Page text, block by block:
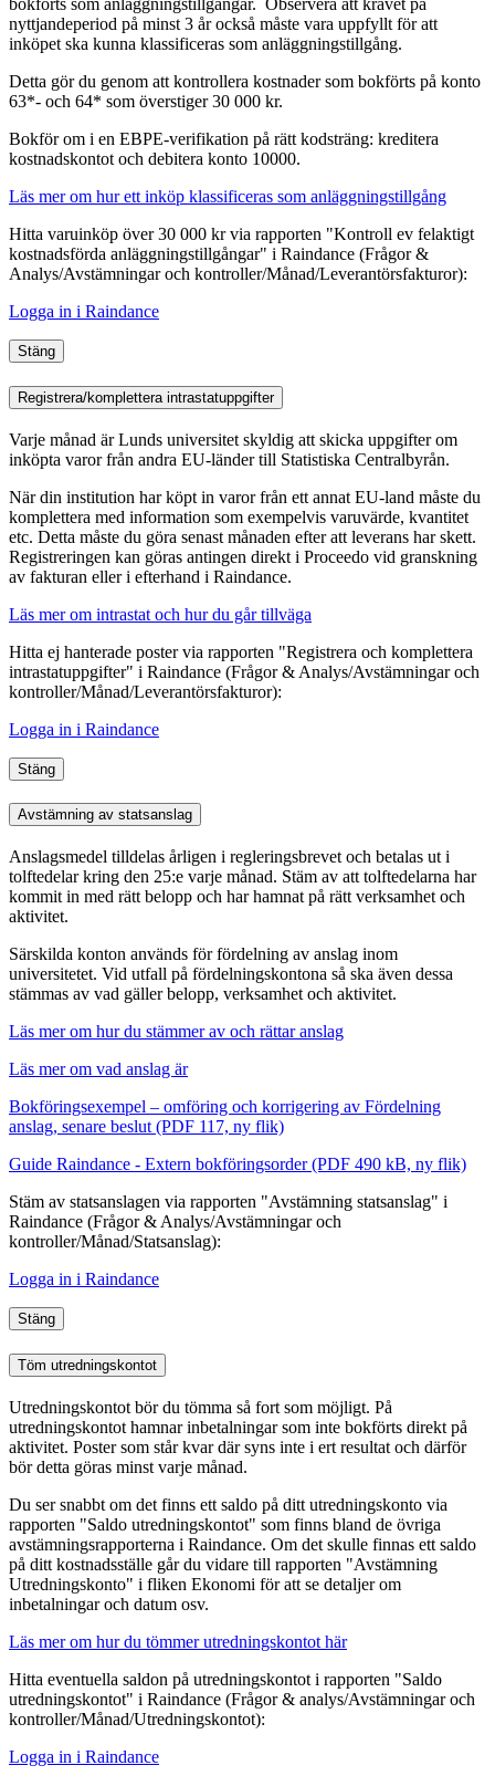
bokförts som anläggningstillgångar. Observera att kravet på
nyttjandeperiod på minst 3 år också måste vara uppfyllt för att
inköpet ska kunna klassificeras som anläggningstillgång.
Detta gör du genom att kontrollera kostnader som bokförts på konto
63*- och 64* som överstiger 30 000 kr.
Bokför om i en EBPE-verifikation på rätt kodsträng: kreditera
kostnadskontot och debitera konto 10000.
Läs mer om hur ett inköp klassificeras som anläggningstillgång
Hitta varuinköp över 30 000 kr via rapporten "Kontroll ev felaktigt
kostnadsförda anläggningstillgångar" i Raindance (Frågor &
Analys/Avstämningaroch kontroller/Månad/Leverantörsfakturor):
Logga in i Raindance
Stäng
Registrera/komplettera intrastatuppgifter
Varje månad är Lunds universitet skyldig att skicka uppgifter om
inköpta varor från andra EU-länder till Statistiska Centralbyrån.
När din institution har köpt in varor från ett annat EU-land måste du
komplettera med information som exempelvis varuvärde, kvantitet
etc. Detta måste du göra senast månaden efter att leverans har skett.
Registreringen kan göras antingen direkt i Proceedo vid granskning
av fakturan eller i efterhand i Raindance.
Läs mer om intrastat och hur du går tillväga
Hitta ej hanterade poster via rapporten "Registrera och komplettera
intrastatuppgifter" i Raindance (Frågor & Analys/Avstämningaroch
kontroller/Månad/Leverantörsfakturor):
Logga in i Raindance
Stäng
Avstämning av statsanslag
Anslagsmedel tilldelas årligen i regleringsbrevet och betalas ut i
tolftedelar kring den 25:e varje månad. Stäm av att tolftedelarna har
kommit in med rätt belopp och har hamnat på rätt verksamhet och
aktivitet.
Särskilda konton används för fördelning av anslag inom
universitetet. Vid utfall på fördelningskontona så ska även dessa
stämmas av vad gäller belopp, verksamhet och aktivitet.
Läs mer om hur du stämmer av och rättar anslag
Läs mer om vad anslag är
Bokföringsexempel – omföring och korrigering av Fördelning
anslag, senare beslut (PDF 117, ny flik)
Guide Raindance - Extern bokföringsorder (PDF 490 kB, ny flik)
Stäm av statsanslagen via rapporten "Avstämning statsanslag" i
Raindance (Frågor & Analys/Avstämningaroch
kontroller/Månad/Statsanslag):
Logga in i Raindance
Stäng
Töm utredningskontot
Utredningskontot bör du tömma så fort som möjligt. På
utredningskontot hamnar inbetalningar som inte bokförts direkt på
aktivitet. Poster som står kvar där syns inte i ert resultat och därför
bör detta göras minst varje månad.
Du ser snabbt om det finns ett saldo på ditt utredningskonto via
rapporten "Saldo utredningskontot" som finns bland de övriga
avstämningsrapporterna i Raindance. Om det skulle finnas ett saldo
på ditt kostnadsställe går du vidare till rapporten "Avstämning
Utredningskonto" i fliken Ekonomi för att se detaljer om
inbetalningar och datum osv.
Läs mer om hur du tömmer utredningskontot här
Hitta eventuella saldon på utredningskontot i rapporten "Saldo
utredningskontot" i Raindance (Frågor & analys/Avstämningar och
kontroller/Månad/Utredningskontot):
Logga in i Raindance